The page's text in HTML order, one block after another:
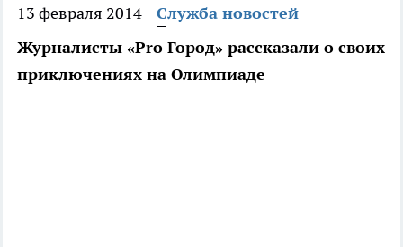
13 февраля 2014
Служба новостей
Журналисты «Pro Город» рассказали о своих
приключениях на Олимпиаде